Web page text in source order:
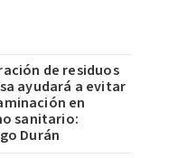
de residuos
ayudará a evitar
en
sanitario:
Durán